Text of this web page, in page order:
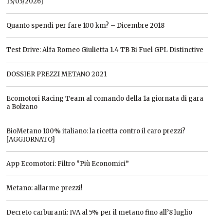
Quanto spendi per fare 100 km? – Dicembre 2018
Test Drive: Alfa Romeo Giulietta 1.4 TB Bi Fuel GPL Distinctive
DOSSIER PREZZI METANO 2021
Ecomotori Racing Team al comando della 1a giornata di gara
a Bolzano
BioMetano 100% italiano: la ricetta contro il caro prezzi?
[AGGIORNATO]
App Ecomotori: Filtro “Più Economici”
Metano: allarme prezzi!
Decreto carburanti: IVA al 5% per il metano fino all’8 luglio